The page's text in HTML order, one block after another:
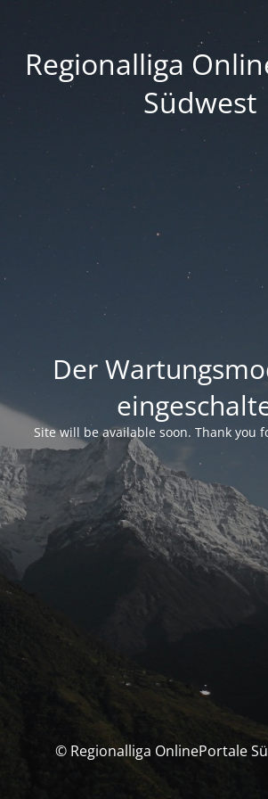
Regionalliga
Südwest
Der
Site will be available soon. Thank you
© Regionalliga OnlinePortale